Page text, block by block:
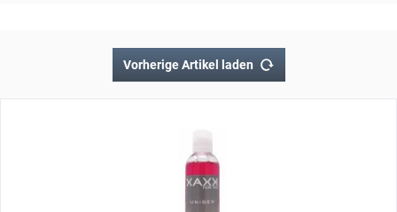
Vorherige Artikel laden